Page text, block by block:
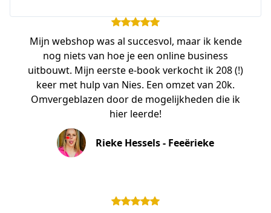
Mijn webshop was al succesvol, maar ik kende
nog niets van hoe je een online business
uitbouwt. Mijn eerste e-book verkocht ik 208 (!)
keer met hulp van Nies. Een omzet van 20k.
Omvergeblazen door de mogelijkheden die ik
hier leerde!
Rieke Hessels - Feeërieke